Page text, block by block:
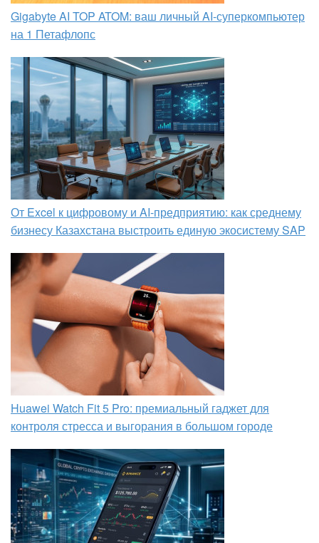
Gigabyte AI TOP ATOM: ваш личный AI-суперкомпьютер
на 1 Петафлопс
От Excel к цифровому и AI‑предприятию: как среднему
бизнесу Казахстана выстроить единую экосистему SAP
Huawei Watch Fit 5 Pro: премиальный гаджет для
контроля стресса и выгорания в большом городе